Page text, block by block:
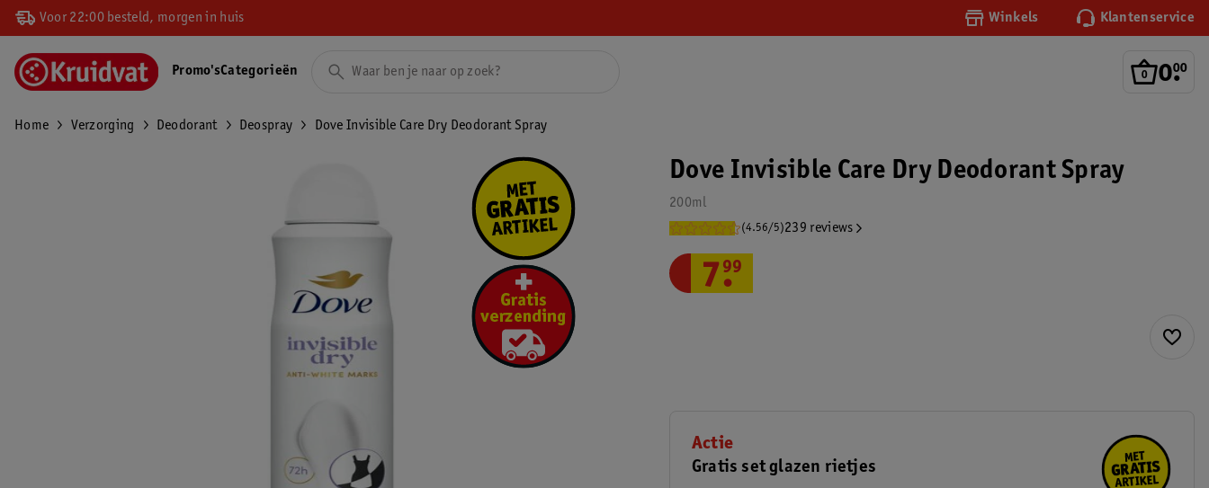
Voor 22:00 besteld, morgen in huis Winkels Klantenservice
0.
00
Promo'sCategorieën
Home Verzorging Deodorant Deospray Dove Invisible Care Dry Deodorant Spray
Dove Invisible Care Dry Deodorant Spray
200ml
(4.56/5)239 reviews
7.
99
Actie
Gratis set glazen rietjes